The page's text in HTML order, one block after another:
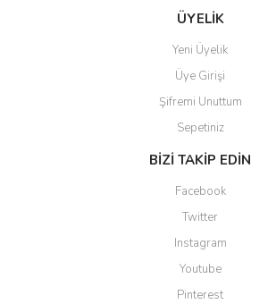
ÜYELİK
Yeni Üyelik
Üye Girişi
Şifremi Unuttum
Sepetiniz
BİZİ TAKİP EDİN
Facebook
Twitter
Instagram
Youtube
Pinterest